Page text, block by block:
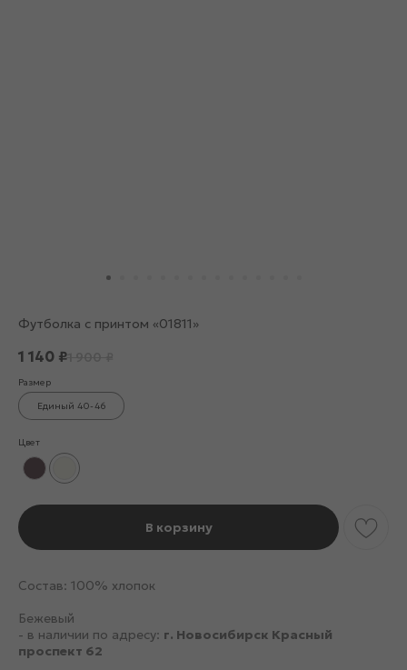
Футболка с принтом «01811»
1 140 ₽
Размер
Единый 40-46
Цвет
В корзину
Состав: 100% хлопок
Бежевый
- в наличии по адресу: г. Новосибирск Красный
проспект 62